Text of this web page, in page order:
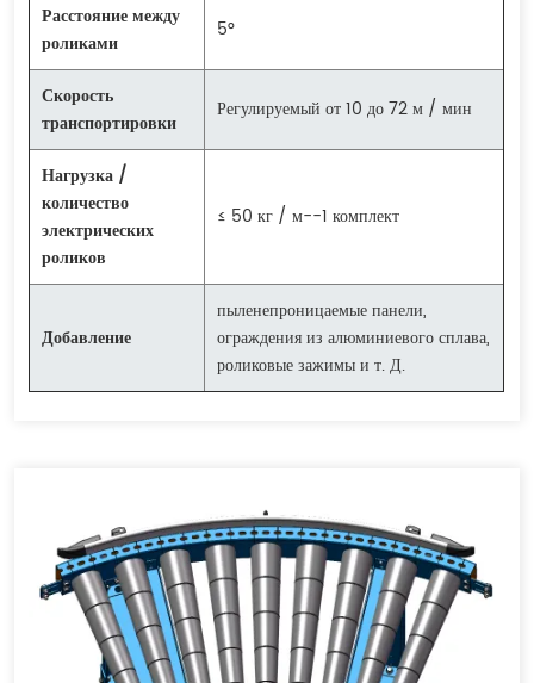
Расстояние между
роликами
5°
Скорость
транспортировки
Регулируемый от 10 до 72 м / мин
Нагрузка /
количество
электрических
роликов
≤ 50 кг / м--1 комплект
Добавление
пыленепроницаемые панели,
ограждения из алюминиевого сплава,
роликовые зажимы и т. Д.